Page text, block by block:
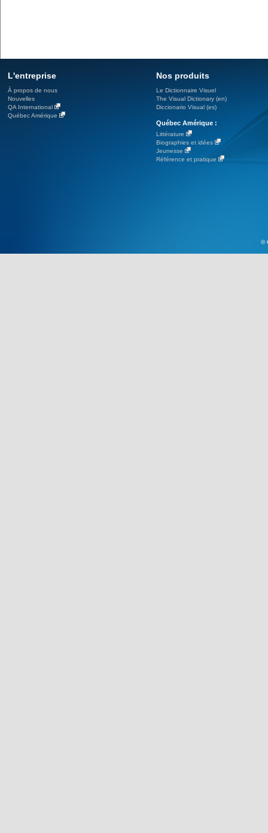
L'entreprise
À propos de nous
Nouvelles
QA International
Québec Amérique
Nos produits
Le Dictionnaire Visuel
The Visual Dictionary (en)
Diccionario Visual (es)
Québec Amérique :
Littérature
Biographies et idées
Jeunesse
Référence et pratique
©